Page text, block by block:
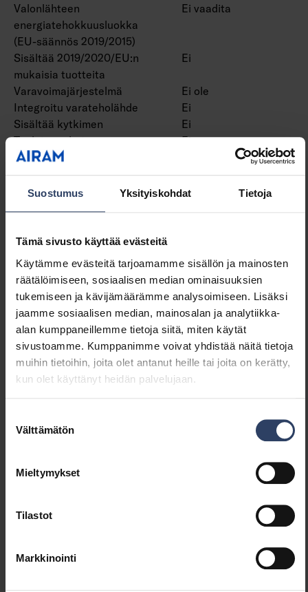
Suostumus Yksityiskohdat Tietoja
Tämä sivusto käyttää evästeitä
Käytämme evästeitä tarjoamamme sisällön ja mainosten
räätälöimiseen, sosiaalisen median ominaisuuksien
tukemiseen ja kävijämäärämme analysoimiseen. Lisäksi
jaamme sosiaalisen median, mainosalan ja analytiikka-
alan kumppaneillemme tietoja siitä, miten käytät
sivustoamme. Kumppanimme voivat yhdistää näitä tietoja
muihin tietoihin, joita olet antanut heille tai joita on kerätty,
kun olet käyttänyt heidän palvelujaan.
valinta
Välttämätön
Mieltymykset
Tilastot
Markkinointi
Valonlähteen
energiatehokkuusluokka
(EU-säännös 2019/2015)
Ei vaadita
Sisältää 2019/2020/EU:n
mukaisia tuotteita
Ei
Varavoimajärjestelmä
Ei ole
Integroitu varateholähde
Ei
Sisältää kytkimen
Ei
Tuuletusaukot
Ei
Hehkulankatesti IEC
60695-2-11 mukaan
650 °C - 30 s
Nimellisjännitealue (min) (V)
220 V
Nimellisjännitealue (max)
(V)
240 V
Liitäntälaitteen tyyppi
Ei vaadita
Suojausluokka (IEC 61140)
I
Soveltuu lampputeholle
(min) (W)
1 W
Soveltuu lampputeholle
24 W
Himmennys 1-10 V